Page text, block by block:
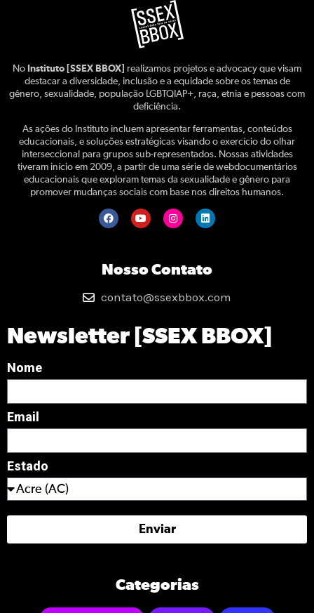
No Instituto [SSEX BBOX]
realizamos projetos e advocacy que visam
destacar a diversidade, inclusão e a equidade sobre os temas de
gênero, sexualidade, população LGBTQIAP+, raça, etnia e pessoas com
deficiência.
As ações do Instituto incluem apresentar ferramentas, conteúdos
educacionais, e soluções estratégicas visando o exercício do olhar
interseccional para grupos sub-representados. Nossas atividades
tiveram início em 2009, a partir de uma série de webdocumentários
educacionais que exploram temas da sexualidade e gênero para
promover mudanças sociais com base nos direitos humanos.
Nosso Contato
contato@ssexbbox.com
Newsletter [SSEX BBOX]
Nome
Email
Estado
Enviar
Categorias